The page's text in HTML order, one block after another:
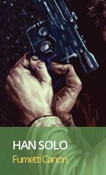
HAN SOLO
Fumetti Canon